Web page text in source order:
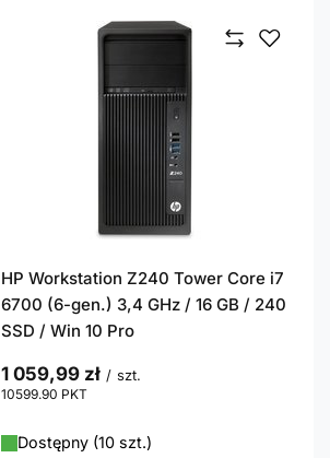
HP Workstation Z240 Tower Core i7
6700 (6-gen.) 3,4 GHz / 16 GB / 240
SSD / Win 10 Pro
1 059,99 zł / szt.
10599.90 PKT
Dostępny (10 szt.)